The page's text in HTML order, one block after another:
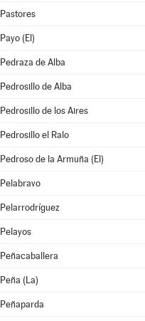
Pastores
Payo (El)
Pedraza de Alba
Pedrosillo de Alba
Pedrosillo de los Aires
Pedrosillo el Ralo
Pedroso de la Armuña (El)
Pelabravo
Pelarrodríguez
Pelayos
Peñacaballera
Peña (La)
Peñaparda